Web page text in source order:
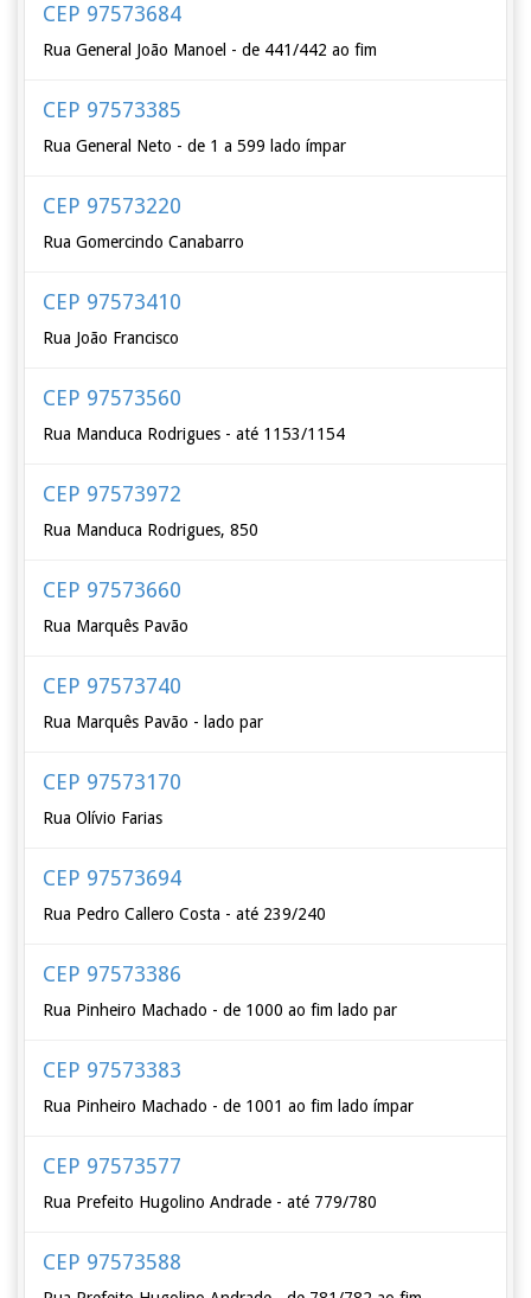
CEP 97573684
Rua General João Manoel - de 441/442 ao fim
CEP 97573385
Rua General Neto - de 1 a 599 lado ímpar
CEP 97573220
Rua Gomercindo Canabarro
CEP 97573410
Rua João Francisco
CEP 97573560
Rua Manduca Rodrigues - até 1153/1154
CEP 97573972
Rua Manduca Rodrigues, 850
CEP 97573660
Rua Marquês Pavão
CEP 97573740
Rua Marquês Pavão - lado par
CEP 97573170
Rua Olívio Farias
CEP 97573694
Rua Pedro Callero Costa - até 239/240
CEP 97573386
Rua Pinheiro Machado - de 1000 ao fim lado par
CEP 97573383
Rua Pinheiro Machado - de 1001 ao fim lado ímpar
CEP 97573577
Rua Prefeito Hugolino Andrade - até 779/780
CEP 97573588